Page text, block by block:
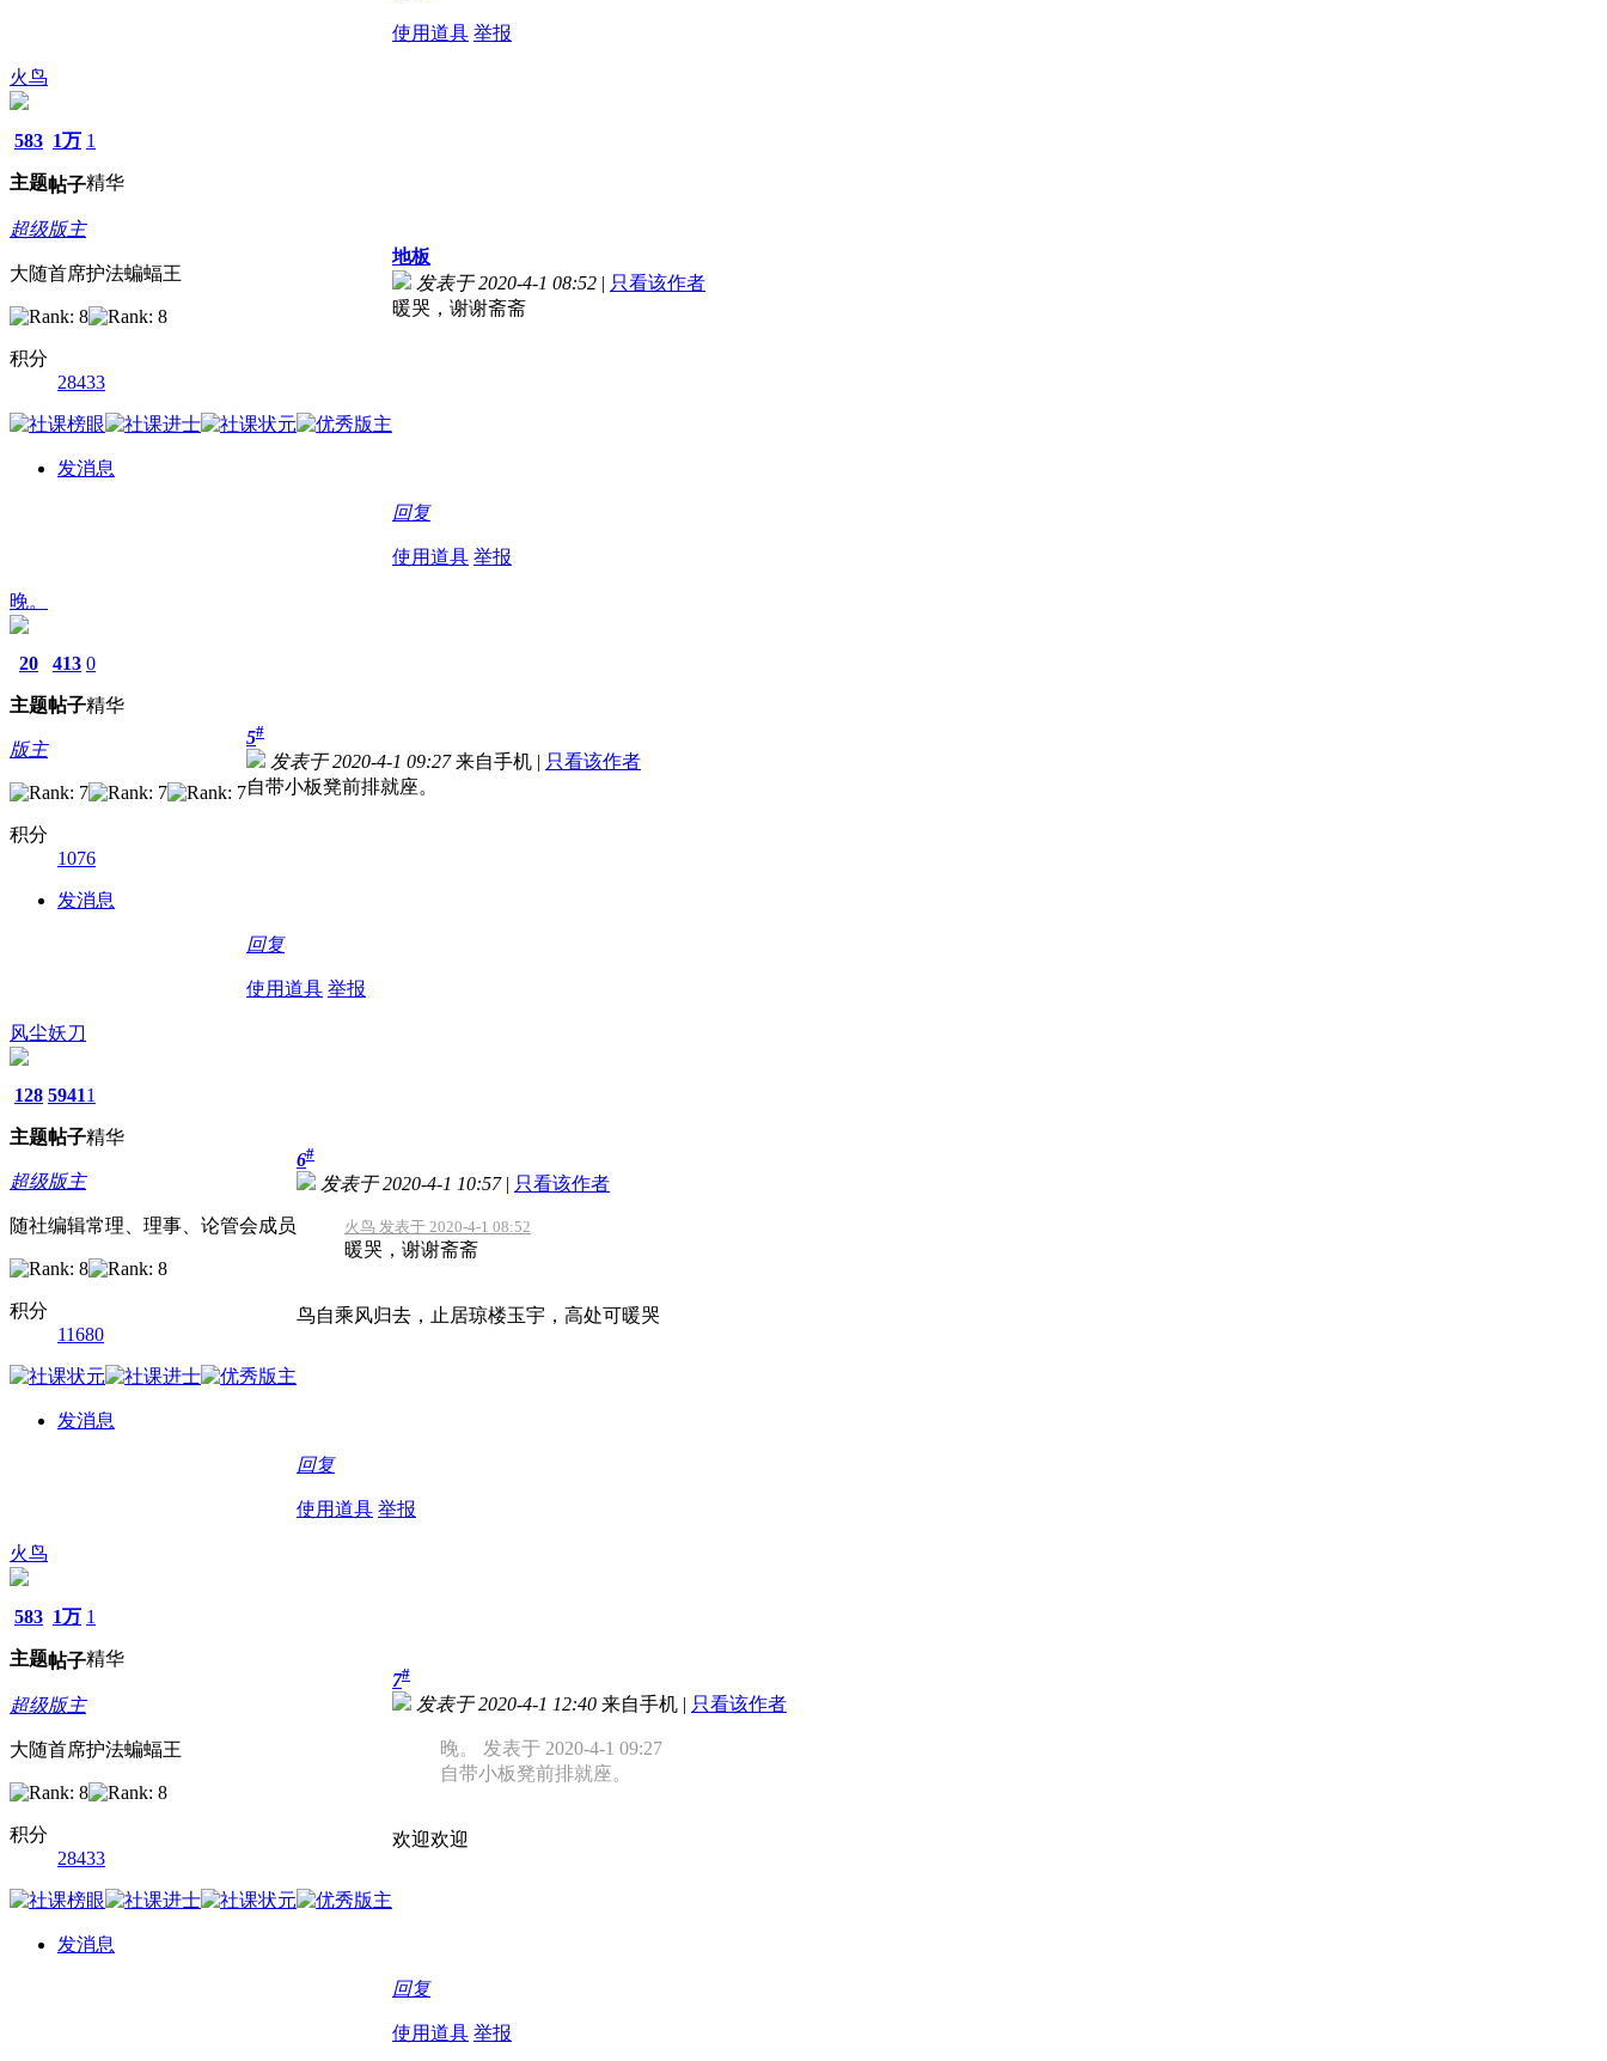
使用道具 举报
火鸟
583
主题
1万
帖子
1
精华
超级版主
大随首席护法蝙蝠王
积分
28433
发消息
地板
发表于 2020-4-1 08:52 | 只看该作者
暖哭，谢谢斋斋
回复
使用道具 举报
晚。
20
主题
413
帖子
0
精华
版主
积分
1076
发消息
5#
发表于 2020-4-1 09:27 来自手机 | 只看该作者
自带小板凳前排就座。
回复
使用道具 举报
风尘妖刀
128
主题
5941
帖子
1
精华
超级版主
随社编辑常理、理事、论管会成员
积分
11680
发消息
6#
发表于 2020-4-1 10:57 | 只看该作者
火鸟 发表于 2020-4-1 08:52
暖哭，谢谢斋斋
鸟自乘风归去，止居琼楼玉宇，高处可暖哭
回复
使用道具 举报
火鸟
583
主题
1万
帖子
1
精华
超级版主
大随首席护法蝙蝠王
积分
28433
发消息
7#
发表于 2020-4-1 12:40 来自手机 | 只看该作者
晚。 发表于 2020-4-1 09:27
自带小板凳前排就座。
欢迎欢迎
回复
使用道具 举报